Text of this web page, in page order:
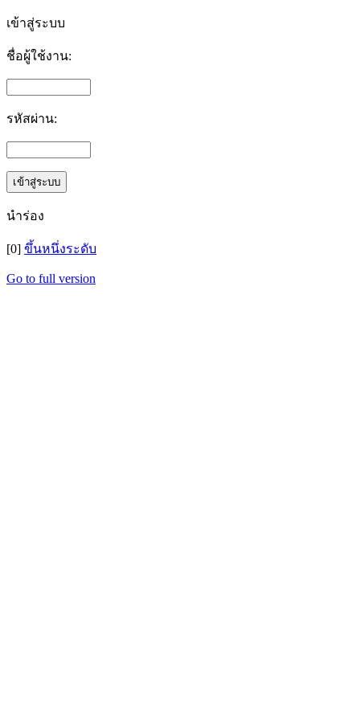
เข้าสู่ระบบ
ชื่อผู้ใช้งาน:
รหัสผ่าน:
นำร่อง
[0] ขึ้นหนึ่งระดับ
Go to full version